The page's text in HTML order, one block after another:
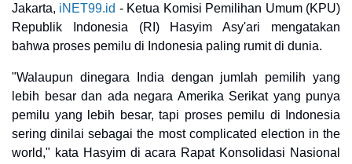
Jakarta, iNET99.id - Ketua Komisi Pemilihan Umum (KPU)
Republik Indonesia (RI) Hasyim Asy'ari mengatakan
bahwa proses pemilu di Indonesia paling rumit di dunia.
"Walaupun dinegara India dengan jumlah pemilih yang
lebih besar dan ada negara Amerika Serikat yang punya
pemilu yang lebih besar, tapi proses pemilu di Indonesia
sering dinilai sebagai the most complicated election in the
world," kata Hasyim di acara Rapat Konsolidasi Nasional